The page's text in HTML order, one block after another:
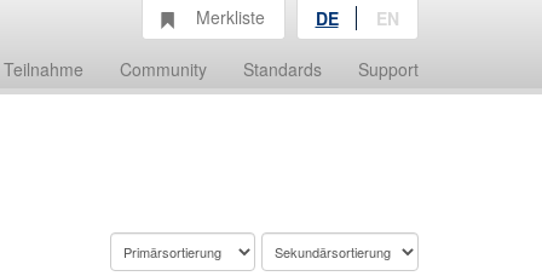
Teilnahme Community Standards Support
Merkliste DE EN